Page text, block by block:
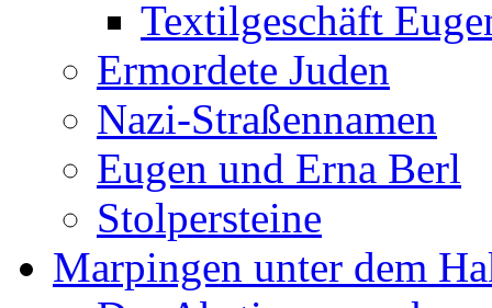
Textilgeschäft
Ermordete Juden
Nazi-Straßennamen
Eugen und Erna Berl
Stolpersteine
Marpingen unter dem